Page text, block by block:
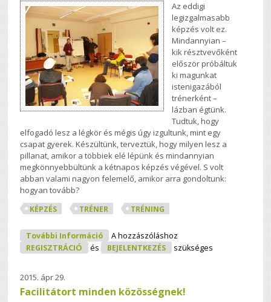
Az eddigi
legizgalmasabb
képzés volt ez.
Mindannyian –
kik résztvevőként
először próbáltuk
ki magunkat
istenigazából
trénerként –
lázban égtünk.
Tudtuk, hogy
elfogadó lesz a légkör és mégis úgy izgultunk, mint egy
csapat gyerek. Készültünk, terveztük, hogy milyen lesz a
pillanat, amikor a többiek elé lépünk és mindannyian
megkönnyebbültünk a kétnapos képzés végével. S volt
abban valami nagyon felemelő, amikor arra gondoltunk:
hogyan tovább?
KÉPZÉS TRÉNER TRÉNING
További Információ Képzők Képzése - Avagy A Nagy Próba
Tartalommal Kapcsolatosan
A hozzászóláshoz
REGISZTRÁCIÓ
és BEJELENTKEZÉS szükséges
2015. ápr 29.
Facilitátort minden közösségnek!